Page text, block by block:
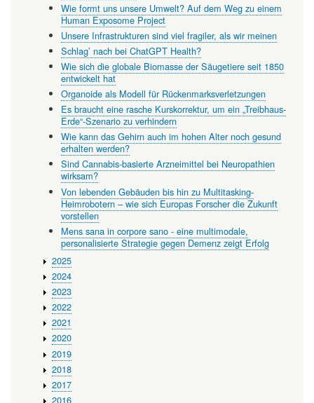
Wie formt uns unsere Umwelt? Auf dem Weg zu einem
Human Exposome Project
Unsere Infrastrukturen sind viel fragiler, als wir meinen
Schlag’ nach bei ChatGPT Health?
Wie sich die globale Biomasse der Säugetiere seit 1850
entwickelt hat
Organoide als Modell für Rückenmarksverletzungen
Es braucht eine rasche Kurskorrektur, um ein „Treibhaus-
Erde“-Szenario zu verhindern
Wie kann das Gehirn auch im hohen Alter noch gesund
erhalten werden?
Sind Cannabis-basierte Arzneimittel bei Neuropathien
wirksam?
Von lebenden Gebäuden bis hin zu Multitasking-
Heimrobotern – wie sich Europas Forscher die Zukunft
vorstellen
Mens sana in corpore sano - eine multimodale,
personalisierte Strategie gegen Demenz zeigt Erfolg
2025
2024
2023
2022
2021
2020
2019
2018
2017
2016